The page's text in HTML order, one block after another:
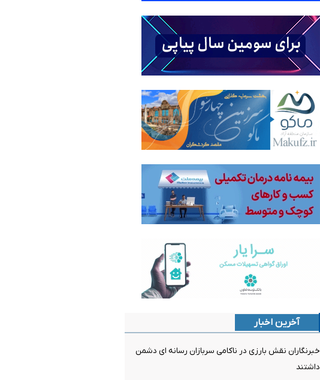
آخرین اخبار
خبرنگاران نقش بارزی در ناکامی سربازان رسانه ای دشمن
داشتند